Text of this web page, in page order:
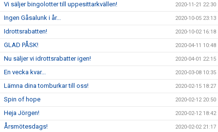
Vi säljer bingolotter till uppesittarkvällen! 2020-11-21 22:30
Ingen Gåsalunk i år... 2020-10-05 23:13
Idrottsrabatten! 2020-10-02 16:18
GLAD PÅSK! 2020-04-11 10:48
Nu säljer vi idrottsrabatter igen! 2020-04-01 22:15
En vecka kvar... 2020-03-08 10:35
Lämna dina tomburkar till oss! 2020-02-15 18:27
Spin of hope 2020-02-12 20:50
Heja Jörgen! 2020-02-12 18:42
Årsmötesdags! 2020-02-02 21:17